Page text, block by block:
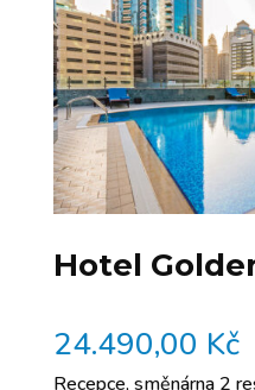
Hotel
24.490,00 Kč
Recepce, směnárna 2